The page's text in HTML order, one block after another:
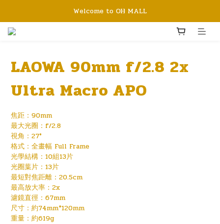
Welcome to OH MALL
LAOWA 90mm f/2.8 2x
Ultra Macro APO
焦距：90mm
最大光圈：f/2.8
視角：27°
格式：全畫幅 Full Frame
光學結構：10組13片
光圈葉片：13片
最短對焦距離：20.5cm
最高放大率：2x
濾鏡直徑：67mm
尺寸：約74mm*120mm
重量：約619g